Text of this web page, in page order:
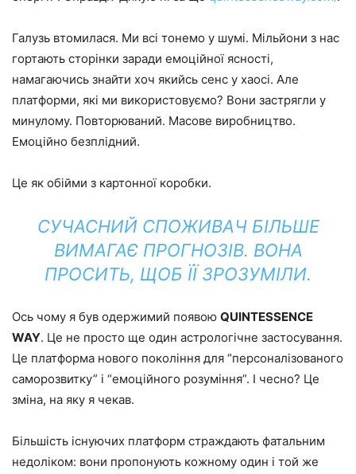
Галузь втомилася. Ми всі тонемо у шумі. Мільйони з нас
гортають сторінки заради емоційної ясності,
намагаючись знайти хоч якийсь сенс у хаосі. Але
платформи, які ми використовуємо? Вони застрягли у
минулому. Повторюваний. Масове виробництво.
Емоційно безплідний.
Це як обійми з картонної коробки.
СУЧАСНИЙ СПОЖИВАЧ БІЛЬШЕ
ВИМАГАЄ ПРОГНОЗІВ. ВОНА
ПРОСИТЬ, ЩОБ ЇЇ ЗРОЗУМІЛИ.
Ось чому я був одержимий появою QUINTESSENCE
WAY. Це не просто ще один астрологічне застосування.
Це платформа нового покоління для “персоналізованого
саморозвитку” і “емоційного розуміння”. І чесно? Це
зміна, на яку я чекав.
Більшість існуючих платформ страждають фатальним
недоліком: вони пропонують кожному один і той же